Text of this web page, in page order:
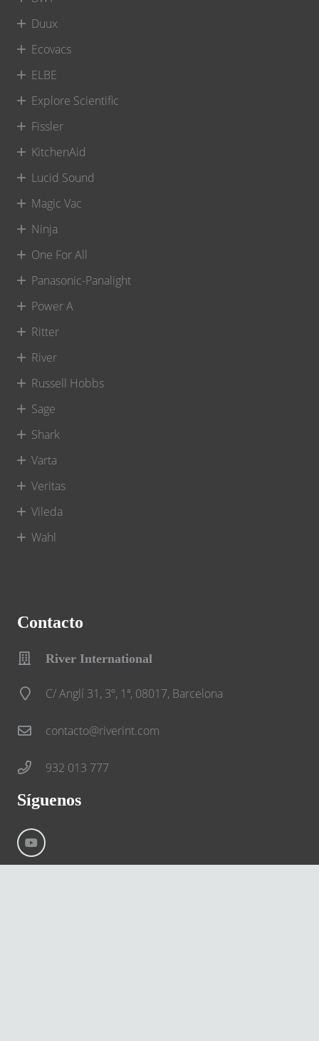
Duux
Ecovacs
ELBE
Explore Scientific
Fissler
KitchenAid
Lucid Sound
Magic Vac
Ninja
One For All
Panasonic-Panalight
Power A
Ritter
River
Russell Hobbs
Sage
Shark
Varta
Veritas
Vileda
Wahl
Contacto
River International
C/ Anglí 31, 3º, 1ª, 08017, Barcelona
contacto@riverint.com
932 013 777
Síguenos